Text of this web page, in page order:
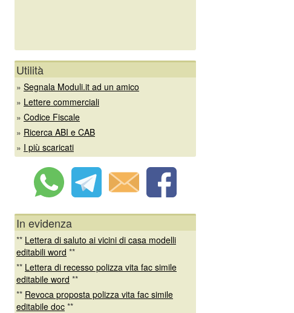
Utilità
» Segnala Moduli.it ad un amico
» Lettere commerciali
» Codice Fiscale
» Ricerca ABI e CAB
» I più scaricati
In evidenza
** Lettera di saluto ai vicini di casa modelli
editabili word **
** Lettera di recesso polizza vita fac simile
editabile word **
** Revoca proposta polizza vita fac simile
editabile doc **